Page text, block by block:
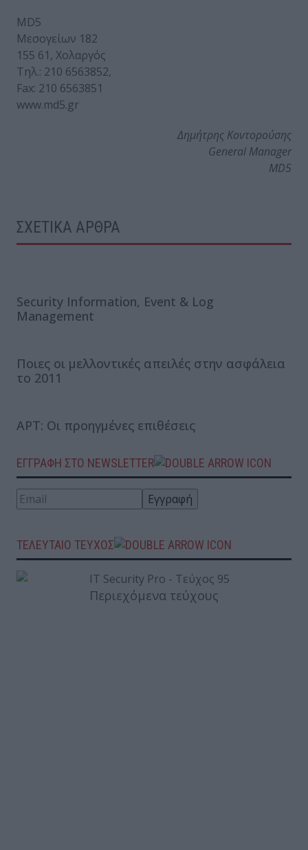
MD5
Μεσογείων 182
155 61, Χολαργός
Τηλ.: 210 6563852,
Fax: 210 6563851
www.md5.gr
Δημήτρης Κοντορούσης
General Manager
MD5
ΣΧΕΤΙΚΑ ΑΡΘΡΑ
Security Information, Event & Log
Management
Ποιες oι μελλοντικές απειλές στην ασφάλεια
το 2011
APT: Οι προηγμένες επιθέσεις
ΕΓΓΡΑΦΗ ΣΤΟ NEWSLETTER
ΤΕΛΕΥΤΑΙΟ ΤΕΥΧΟΣ
Περιεχόμενα τεύχους